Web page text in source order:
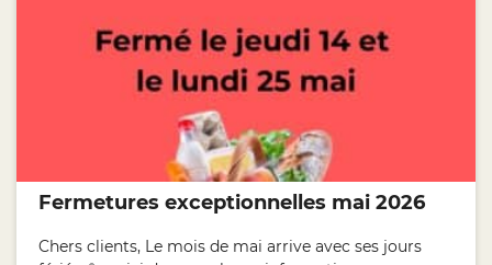
Fermetures exceptionnelles mai 2026
Chers clients, Le mois de mai arrive avec ses jours